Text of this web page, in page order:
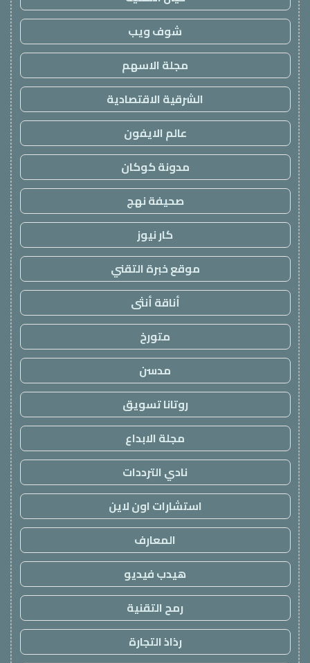
شوف ويب
مجلة الاسهم
الشرقية الاقتصادية
عالم الايفون
مدونة كوكان
صحيفة نهج
كار نيوز
موقع خبرة التقني
أناقة أنثى
متورخ
مدسن
روتانا تسويق
مجلة الابداع
نادي الترددات
استشارات اون لاين
المعارف
هيدب فيديو
رمح التقنية
رذاذ التجارة